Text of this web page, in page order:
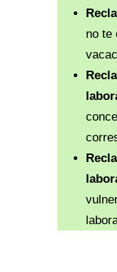
no te